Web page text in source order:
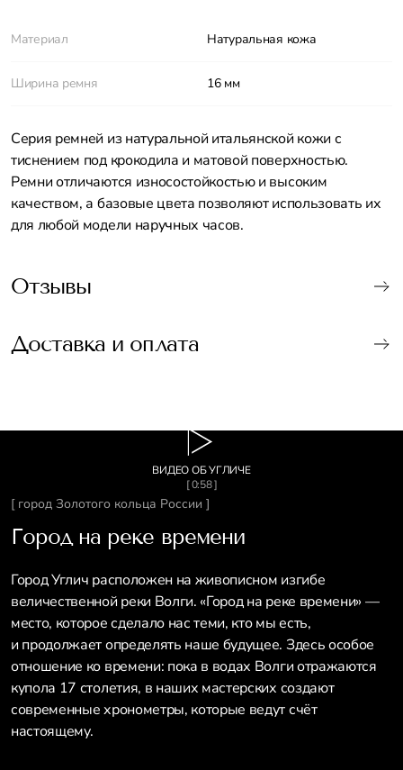
Серия ремней из натуральной итальянской кожи с
тиснением под крокодила и матовой поверхностью.
Ремни отличаются износостойкостью и высоким
качеством, а базовые цвета позволяют использовать их
для любой модели наручных часов.
Материал Натуральная кожа
Ширина ремня 16 мм
Отзывы
Доставка и оплата
ВИДЕО ОБ УГЛИЧЕ
[ 0:58 ]
[ город Золотого кольца России ]
Город на реке времени
Город Углич расположен на живописном изгибе
величественной реки Волги. «Город на реке времени» —
место, которое сделало нас теми, кто мы есть,
и продолжает определять наше будущее. Здесь особое
отношение ко времени: пока в водах Волги отражаются
купола 17 столетия, в наших мастерских создают
современные хронометры, которые ведут счёт
настоящему.